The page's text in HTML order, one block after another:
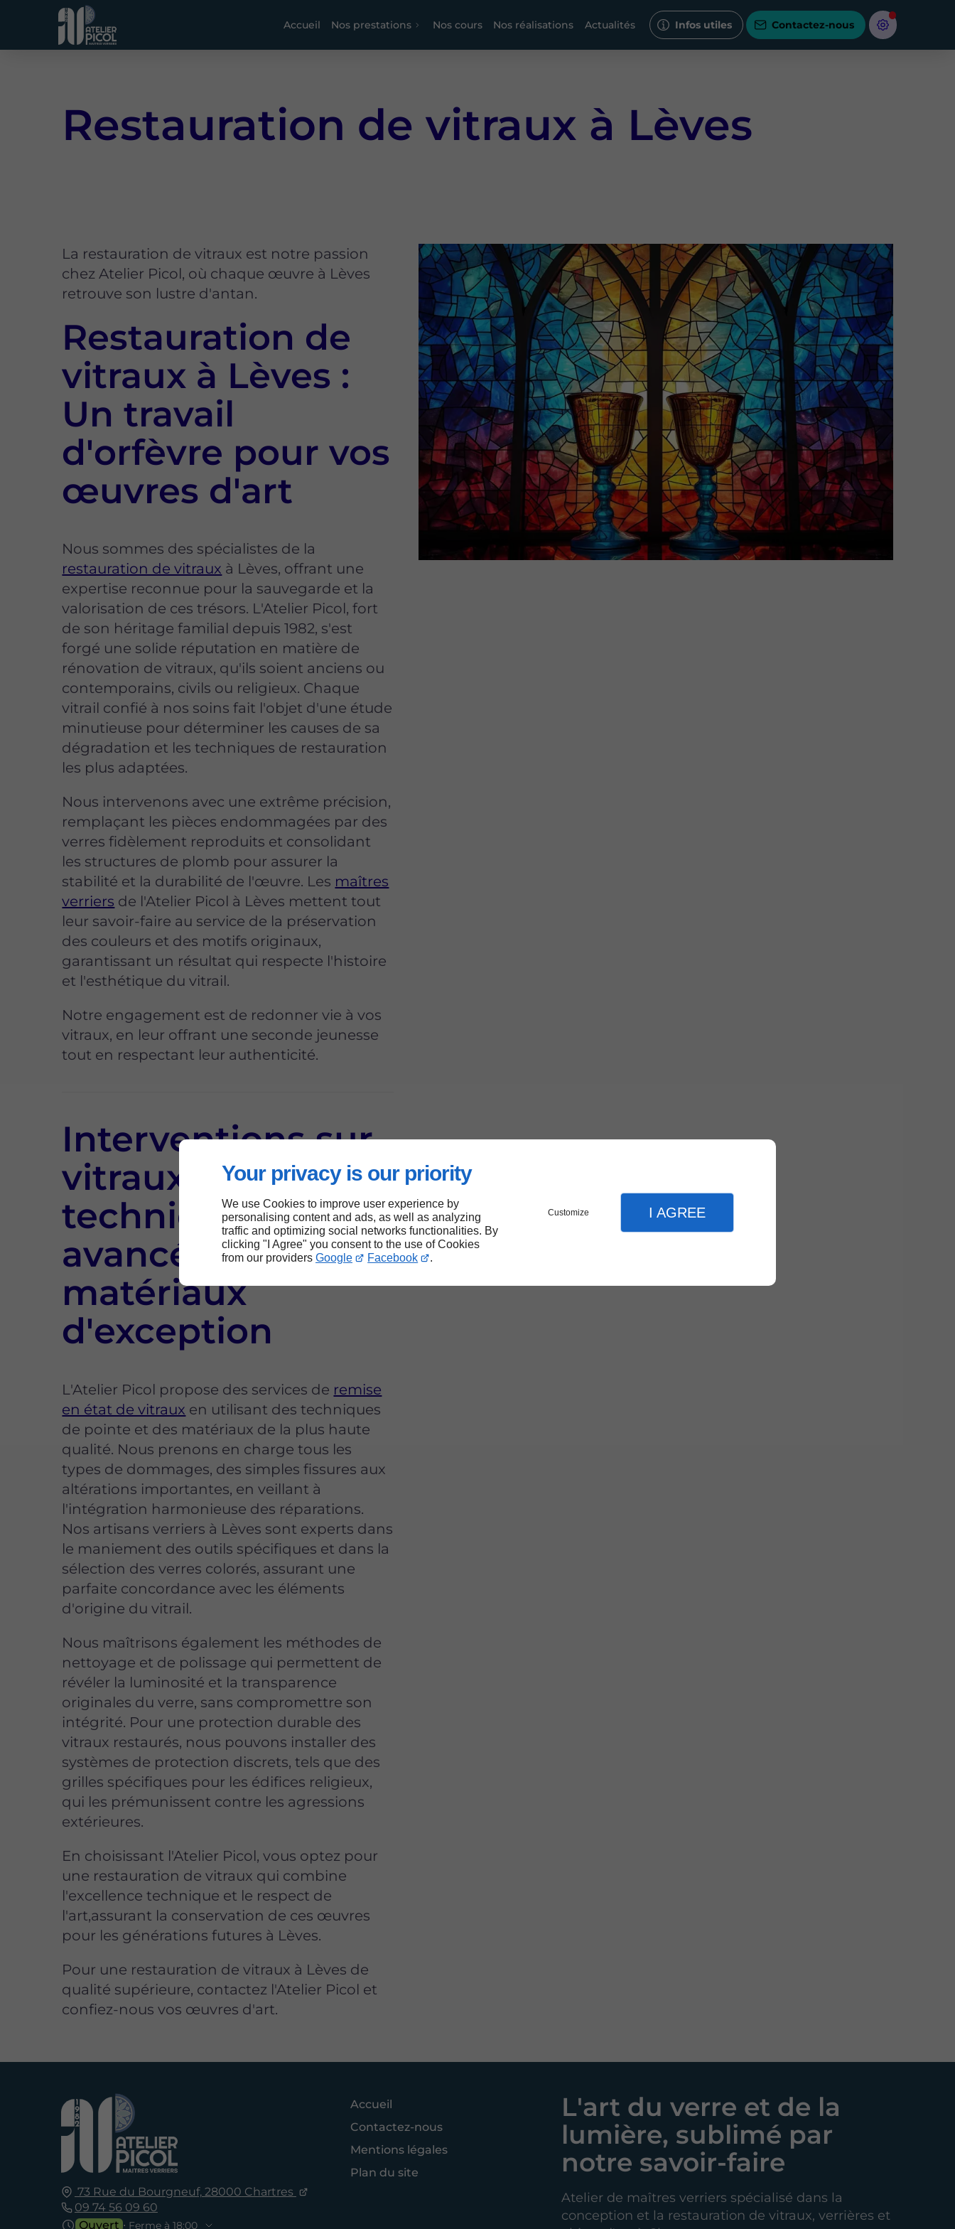
Your privacy is our priority
We use Cookies to improve user experience by
personalising content and ads, as well as analyzing
traffic and optimizing social networks functionalities. By
clicking "I Agree" you consent to the use of Cookies
from our providers Google Facebook .
Customize I AGREE
Accueil Nos prestations Nos cours Nos réalisations Actualités Infos utiles Contactez-nous
Restauration de vitraux à Lèves
La restauration de vitraux est notre passion
chez Atelier Picol, où chaque œuvre à Lèves
retrouve son lustre d'antan.
Restauration de
vitraux à Lèves :
Un travail
d'orfèvre pour vos
œuvres d'art
Nous sommes des spécialistes de la
restauration de vitraux à Lèves, offrant une
expertise reconnue pour la sauvegarde et la
valorisation de ces trésors. L'Atelier Picol, fort
de son héritage familial depuis 1982, s'est
forgé une solide réputation en matière de
rénovation de vitraux, qu'ils soient anciens ou
contemporains, civils ou religieux. Chaque
vitrail confié à nos soins fait l'objet d'une étude
minutieuse pour déterminer les causes de sa
dégradation et les techniques de restauration
les plus adaptées.
Nous intervenons avec une extrême précision,
remplaçant les pièces endommagées par des
verres fidèlement reproduits et consolidant
les structures de plomb pour assurer la
stabilité et la durabilité de l'œuvre. Les maîtres
verriers de l'Atelier Picol à Lèves mettent tout
leur savoir-faire au service de la préservation
des couleurs et des motifs originaux,
garantissant un résultat qui respecte l'histoire
et l'esthétique du vitrail.
Notre engagement est de redonner vie à vos
vitraux, en leur offrant une seconde jeunesse
tout en respectant leur authenticité.
Interventions sur
vitraux à Lèves :
techniques
avancées et
matériaux
d'exception
L'Atelier Picol propose des services de remise
en état de vitraux en utilisant des techniques
de pointe et des matériaux de la plus haute
qualité. Nous prenons en charge tous les
types de dommages, des simples fissures aux
altérations importantes, en veillant à
l'intégration harmonieuse des réparations.
Nos artisans verriers à Lèves sont experts dans
le maniement des outils spécifiques et dans la
sélection des verres colorés, assurant une
parfaite concordance avec les éléments
d'origine du vitrail.
Nous maîtrisons également les méthodes de
nettoyage et de polissage qui permettent de
révéler la luminosité et la transparence
originales du verre, sans compromettre son
intégrité. Pour une protection durable des
vitraux restaurés, nous pouvons installer des
systèmes de protection discrets, tels que des
grilles spécifiques pour les édifices religieux,
qui les prémunissent contre les agressions
extérieures.
En choisissant l'Atelier Picol, vous optez pour
une restauration de vitraux qui combine
l'excellence technique et le respect de
l'art,assurant la conservation de ces œuvres
pour les générations futures à Lèves.
Pour une restauration de vitraux à Lèves de
qualité supérieure, contactez l'Atelier Picol et
confiez-nous vos œuvres d'art.
73 Rue du Bourgneuf, 28000 Chartres
09 74 56 09 60
Ouvert ⋅ Ferme à 18:00
Accueil
Contactez-nous
Mentions légales
Plan du site
L'art du verre et de la
lumière, sublimé par
notre savoir-faire
Atelier de maîtres verriers spécialisé dans la
conception et la restauration de vitraux, verrières et